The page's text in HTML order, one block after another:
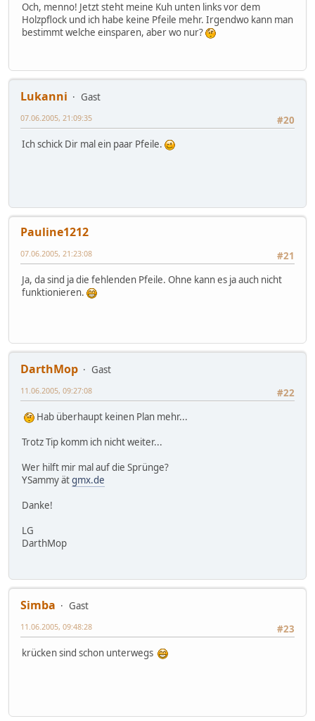
Och, menno! Jetzt steht meine Kuh unten links vor dem
Holzpflock und ich habe keine Pfeile mehr. Irgendwo kann man
bestimmt welche einsparen, aber wo nur?
Lukanni
Gast
#20
07.06.2005, 21:09:35
Ich schick Dir mal ein paar Pfeile.
Pauline1212
#21
07.06.2005, 21:23:08
Ja, da sind ja die fehlenden Pfeile. Ohne kann es ja auch nicht
funktionieren.
DarthMop
Gast
#22
11.06.2005, 09:27:08
Hab überhaupt keinen Plan mehr...
Trotz Tip komm ich nicht weiter...
Wer hilft mir mal auf die Sprünge?
YSammy ätgmx.de
Danke!
LG
DarthMop
Simba
Gast
#23
11.06.2005, 09:48:28
krücken sind schon unterwegs